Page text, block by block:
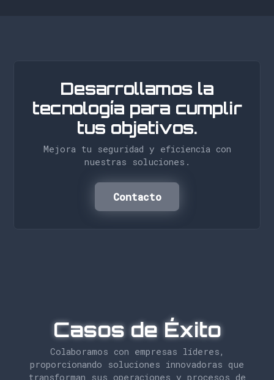
Desarrollamos la
tecnología para cumplir
tus objetivos.
Mejora tu seguridad y eficiencia con
nuestras soluciones.
Contacto
Casos de Éxito
Colaboramos con empresas líderes,
proporcionando soluciones innovadoras que
transforman sus operaciones y procesos de